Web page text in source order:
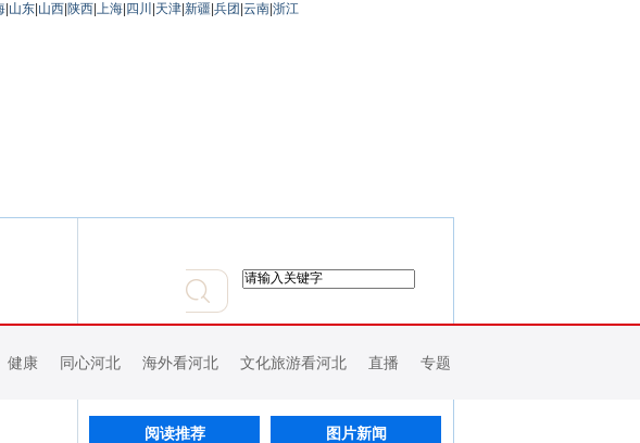
山东 山西 陕西 上海 四川 天津 新疆 兵团 云南 浙江
健康 同心河北 海外看河北 文化旅游看河北 直播 专题
阅读推荐 图片新闻